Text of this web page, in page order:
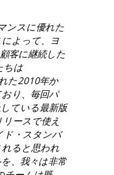
ンスに優れた
よって、ヨ
客に継続した
ちは
た2010年か
り、毎回パ
ている最新版
ースで使え
ド・スタンバ
ると思われ
、我々は非常